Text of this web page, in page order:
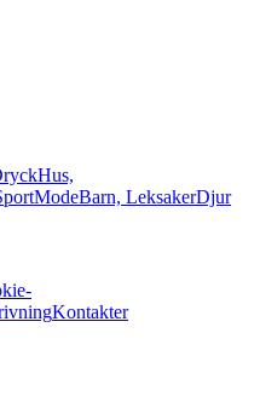
Hus,
ModeBarn, LeksakerDjur
Kontakter